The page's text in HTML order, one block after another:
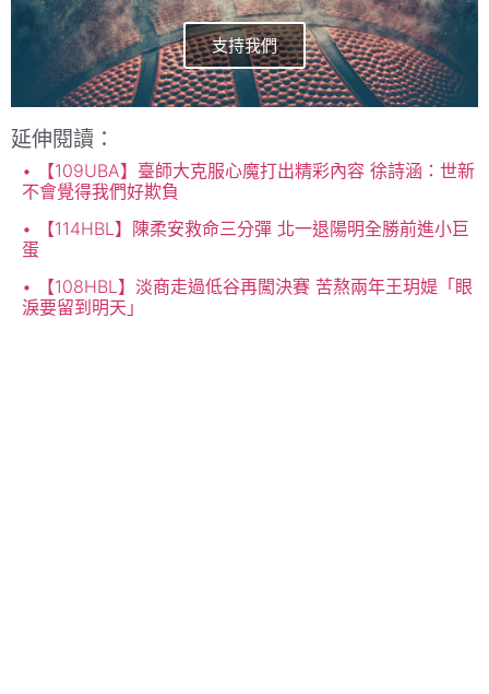
支持我們
延伸閱讀：
【109UBA】臺師大克服心魔打出精彩內容 徐詩涵：世新
不會覺得我們好欺負
【114HBL】陳柔安救命三分彈 北一退陽明全勝前進小巨
蛋
【108HBL】淡商走過低谷再闖決賽 苦熬兩年王玥媞「眼
淚要留到明天」